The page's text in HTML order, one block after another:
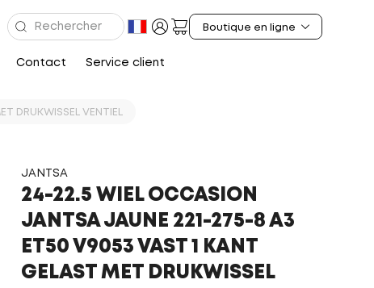
Contact Service client
DRUKWISSEL VENTIEL
JANTSA
24-22.5 WIEL OCCASION
JANTSA JAUNE 221-275-8 A3
ET50 V9053 VAST 1 KANT
GELAST MET DRUKWISSEL